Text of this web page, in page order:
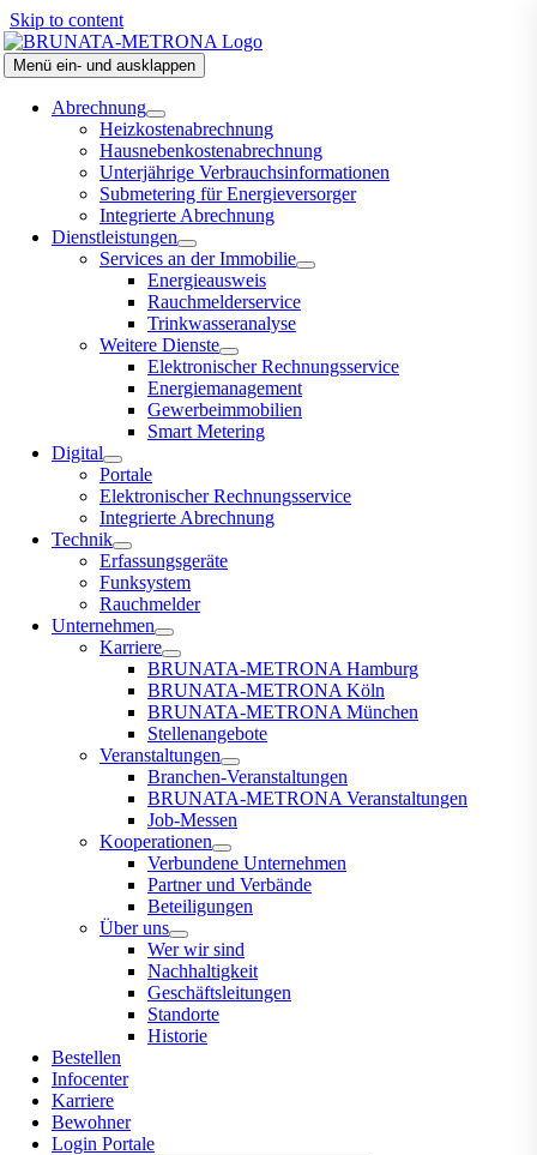
Skip to content
Menü ein- und ausklappen
Abrechnung
Heizkostenabrechnung
Hausnebenkostenabrechnung
Unterjährige Verbrauchsinformationen
Submetering für Energieversorger
Integrierte Abrechnung
Dienstleistungen
Services an der Immobilie
Energieausweis
Rauchmelderservice
Trinkwasseranalyse
Weitere Dienste
Elektronischer Rechnungsservice
Energiemanagement
Gewerbeimmobilien
Smart Metering
Digital
Portale
Elektronischer Rechnungsservice
Integrierte Abrechnung
Technik
Erfassungsgeräte
Funksystem
Rauchmelder
Unternehmen
Karriere
BRUNATA-METRONA Hamburg
BRUNATA-METRONA Köln
BRUNATA-METRONA München
Stellenangebote
Veranstaltungen
Branchen-Veranstaltungen
BRUNATA-METRONA Veranstaltungen
Job-Messen
Kooperationen
Verbundene Unternehmen
Partner und Verbände
Beteiligungen
Über uns
Wer wir sind
Nachhaltigkeit
Geschäftsleitungen
Standorte
Historie
Bestellen
Infocenter
Karriere
Bewohner
Login Portale